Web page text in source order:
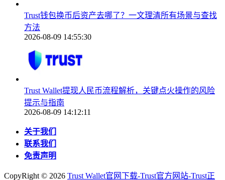
Trust钱包换币后资产去哪了？一文理清所有场景与查找
方法
2026-08-09 14:55:30
Trust Wallet提现人民币流程解析，关键点火操作的风险
提示与指南
2026-08-09 14:12:11
关于我们
联系我们
免责声明
CopyRight © 2026 Trust Wallet官网下载-Trust官方网站-Trust正